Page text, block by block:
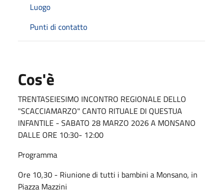
Luogo
Punti di contatto
Cos'è
TRENTASEIESIMO INCONTRO REGIONALE DELLO
"SCACCIAMARZO" CANTO RITUALE DI QUESTUA
INFANTILE - SABATO 28 MARZO 2026 A MONSANO
DALLE ORE 10:30- 12:00
Programma
Ore 10,30 - Riunione di tutti i bambini a Monsano, in
Piazza Mazzini